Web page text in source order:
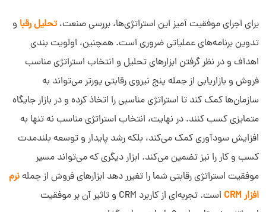
برای اجرای موفقیت‌ آمیز این استراتژی‌ها، بررسی صنعت،تحلیل رقبا و
تدوین برنامه‌های عملیاتی ضروری است. همچنین، اولویت‌ بندی
اهداف و در نظر گرفتن ابزارهای تحلیل و انتخاب استراتژی مناسب
فروش و بازاریابی از جمله پنج نیروی رقابتی پورتر می‌تواند به
سازمان‌ها کمک کند تا استراتژی مناسبی را اتخاذ کرده و در بازار جایگاه
متمایزی کسب کنند. در نهایت، انتخاب استراتژی مناسب نه‌ تنها به
افزایش سودآوری کمک می‌کند، بلکه رشد پایدار و توسعه بلندمدت
کسب و کار را نیز تضمین می‌کند. ابزار دیگری که می‌تواند مسیر
موفقیت استراتژی رقابتی شما را تغیرر دهد ابزارهای فروش از جملهنرم
افزار CRM
است. تجربه‌ای از کاربرد CRM و تاثیر آن بر موفقیت